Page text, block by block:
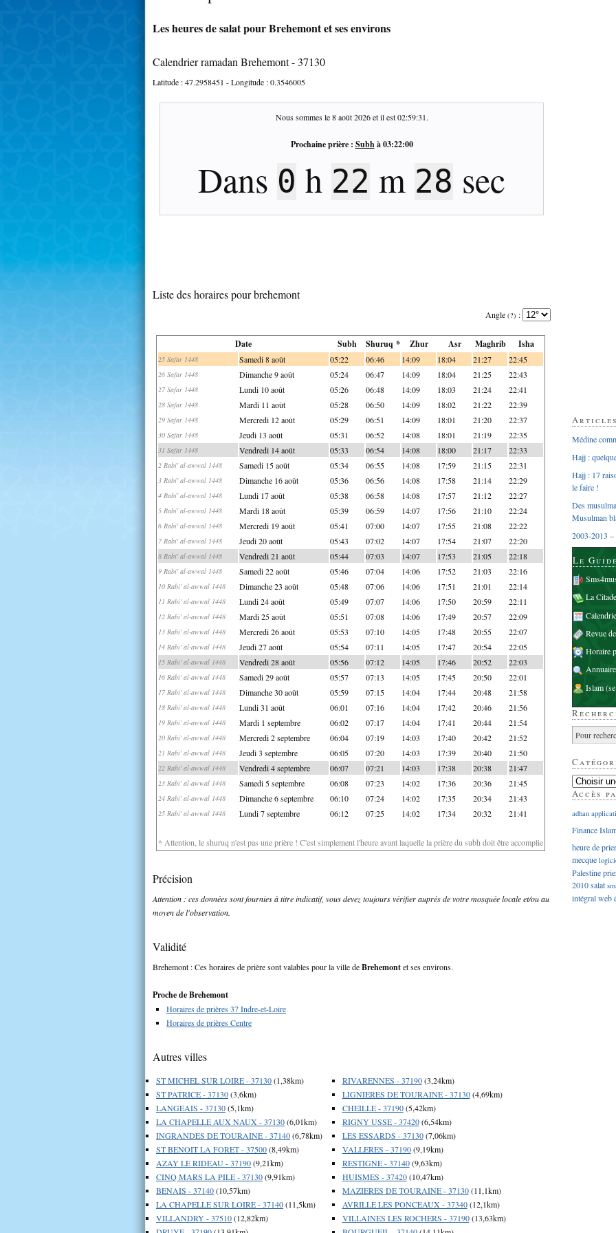
Les heures de salat pour Brehemont et ses environs
Calendrier ramadan Brehemont - 37130
Latitude :47.2958451 - Longitude :0.3546005
Nous sommes le8 août 2026et il est02:59:32.
Prochaine prière : Subhà03:22:00
Dans 0 h 22 m 27 sec
Liste des horaires pour brehemont
Angle (?) :
Date Subh Shuruq * Zhur Asr Maghrib Isha
25 Safar 1448 Samedi 8 août 05:22 06:46 14:09 18:04 21:27 22:45
26 Safar 1448 Dimanche 9 août 05:24 06:47 14:09 18:04 21:25 22:43
27 Safar 1448 Lundi 10 août 05:26 06:48 14:09 18:03 21:24 22:41
28 Safar 1448 Mardi 11 août 05:28 06:50 14:09 18:02 21:22 22:39
29 Safar 1448 Mercredi 12 août 05:29 06:51 14:09 18:01 21:20 22:37
30 Safar 1448 Jeudi 13 août 05:31 06:52 14:08 18:01 21:19 22:35
31 Safar 1448 Vendredi 14 août 05:33 06:54 14:08 18:00 21:17 22:33
2 Rabi' al-awwal 1448 Samedi 15 août 05:34 06:55 14:08 17:59 21:15 22:31
3 Rabi' al-awwal 1448 Dimanche 16 août 05:36 06:56 14:08 17:58 21:14 22:29
4 Rabi' al-awwal 1448 Lundi 17 août 05:38 06:58 14:08 17:57 21:12 22:27
5 Rabi' al-awwal 1448 Mardi 18 août 05:39 06:59 14:07 17:56 21:10 22:24
6 Rabi' al-awwal 1448 Mercredi 19 août 05:41 07:00 14:07 17:55 21:08 22:22
7 Rabi' al-awwal 1448 Jeudi 20 août 05:43 07:02 14:07 17:54 21:07 22:20
8 Rabi' al-awwal 1448 Vendredi 21 août 05:44 07:03 14:07 17:53 21:05 22:18
9 Rabi' al-awwal 1448 Samedi 22 août 05:46 07:04 14:06 17:52 21:03 22:16
10 Rabi' al-awwal 1448 Dimanche 23 août 05:48 07:06 14:06 17:51 21:01 22:14
11 Rabi' al-awwal 1448 Lundi 24 août 05:49 07:07 14:06 17:50 20:59 22:11
12 Rabi' al-awwal 1448 Mardi 25 août 05:51 07:08 14:06 17:49 20:57 22:09
13 Rabi' al-awwal 1448 Mercredi 26 août 05:53 07:10 14:05 17:48 20:55 22:07
14 Rabi' al-awwal 1448 Jeudi 27 août 05:54 07:11 14:05 17:47 20:54 22:05
15 Rabi' al-awwal 1448 Vendredi 28 août 05:56 07:12 14:05 17:46 20:52 22:03
16 Rabi' al-awwal 1448 Samedi 29 août 05:57 07:13 14:05 17:45 20:50 22:01
17 Rabi' al-awwal 1448 Dimanche 30 août 05:59 07:15 14:04 17:44 20:48 21:58
18 Rabi' al-awwal 1448 Lundi 31 août 06:01 07:16 14:04 17:42 20:46 21:56
19 Rabi' al-awwal 1448 Mardi 1 septembre 06:02 07:17 14:04 17:41 20:44 21:54
20 Rabi' al-awwal 1448 Mercredi 2 septembre 06:04 07:19 14:03 17:40 20:42 21:52
21 Rabi' al-awwal 1448 Jeudi 3 septembre 06:05 07:20 14:03 17:39 20:40 21:50
22 Rabi' al-awwal 1448 Vendredi 4 septembre 06:07 07:21 14:03 17:38 20:38 21:47
23 Rabi' al-awwal 1448 Samedi 5 septembre 06:08 07:23 14:02 17:36 20:36 21:45
24 Rabi' al-awwal 1448 Dimanche 6 septembre 06:10 07:24 14:02 17:35 20:34 21:43
25 Rabi' al-awwal 1448 Lundi 7 septembre 06:12 07:25 14:02 17:34 20:32 21:41
* Attention, le shuruq n'est pas une prière ! C'est simplement l'heure avant laquelle la prière du subh doit être accomplie
Précision
Attention : ces données sont fournies à titre indicatif, vous devez toujours vérifier auprès de votre mosquée locale et/ou au
moyen de l'observation.
Validité
Brehemont : Ces horaires de prière sont valables pour la ville deBrehemontet ses environs.
Proche de Brehemont
Horaires de prières 37 Indre-et-Loire
Horaires de prières Centre
Autres villes
ST MICHEL SUR LOIRE - 37130(1,38km)
ST PATRICE - 37130(3,6km)
LANGEAIS - 37130(5,1km)
LA CHAPELLE AUX NAUX - 37130(6,01km)
INGRANDES DE TOURAINE - 37140(6,78km)
ST BENOIT LA FORET - 37500(8,49km)
AZAY LE RIDEAU - 37190(9,21km)
CINQ MARS LA PILE - 37130(9,91km)
BENAIS - 37140(10,57km)
LA CHAPELLE SUR LOIRE - 37140(11,5km)
VILLANDRY - 37510(12,82km)
RIVARENNES - 37190(3,24km)
LIGNIERES DE TOURAINE - 37130(4,69km)
CHEILLE - 37190(5,42km)
RIGNY USSE - 37420(6,54km)
LES ESSARDS - 37130(7,06km)
VALLERES - 37190(9,19km)
RESTIGNE - 37140(9,63km)
HUISMES - 37420(10,47km)
MAZIERES DE TOURAINE - 37130(11,1km)
AVRILLE LES PONCEAUX - 37340(12,1km)
VILLAINES LES ROCHERS - 37190(13,63km)
Médine
Hajj :
Hajj : 17
le faire !
Des
Musulman
2003-2013 –
Le
La
Revue
Horaire
Islam
Accès
adhan
Finance
heure de
mecque
Palestine
2010salat
intégralweb